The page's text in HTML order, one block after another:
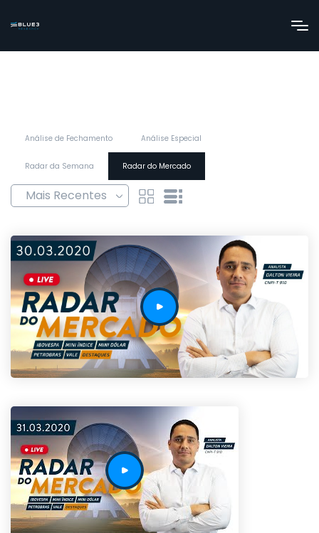
Análise de Fechamento Análise Especial
Radar da Semana Radar do Mercado